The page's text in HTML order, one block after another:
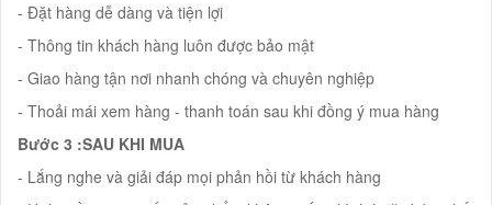
- Đặt hàng dễ dàng và tiện lợi
- Thông tin khách hàng luôn được bảo mật
- Giao hàng tận nơi nhanh chóng và chuyên nghiệp
- Thoải mái xem hàng - thanh toán sau khi đồng ý mua hàng
Bước 3 :SAU KHI MUA
- Lắng nghe và giải đáp mọi phản hồi từ khách hàng